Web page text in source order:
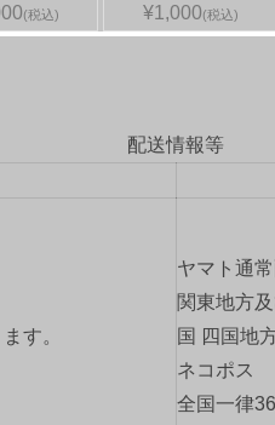
(税込)
¥1,000(税込)
配送情報等
す。
ヤマト通
関東地方
国 四国地
ネコポス
全国一律